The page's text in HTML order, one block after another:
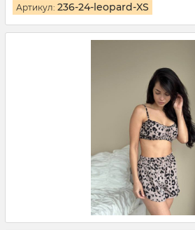
Артикул: 236-24-leopard-XS